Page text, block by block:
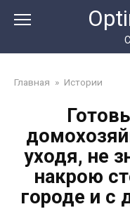
Главная » Истории
уходя, не
накрою
городе и с